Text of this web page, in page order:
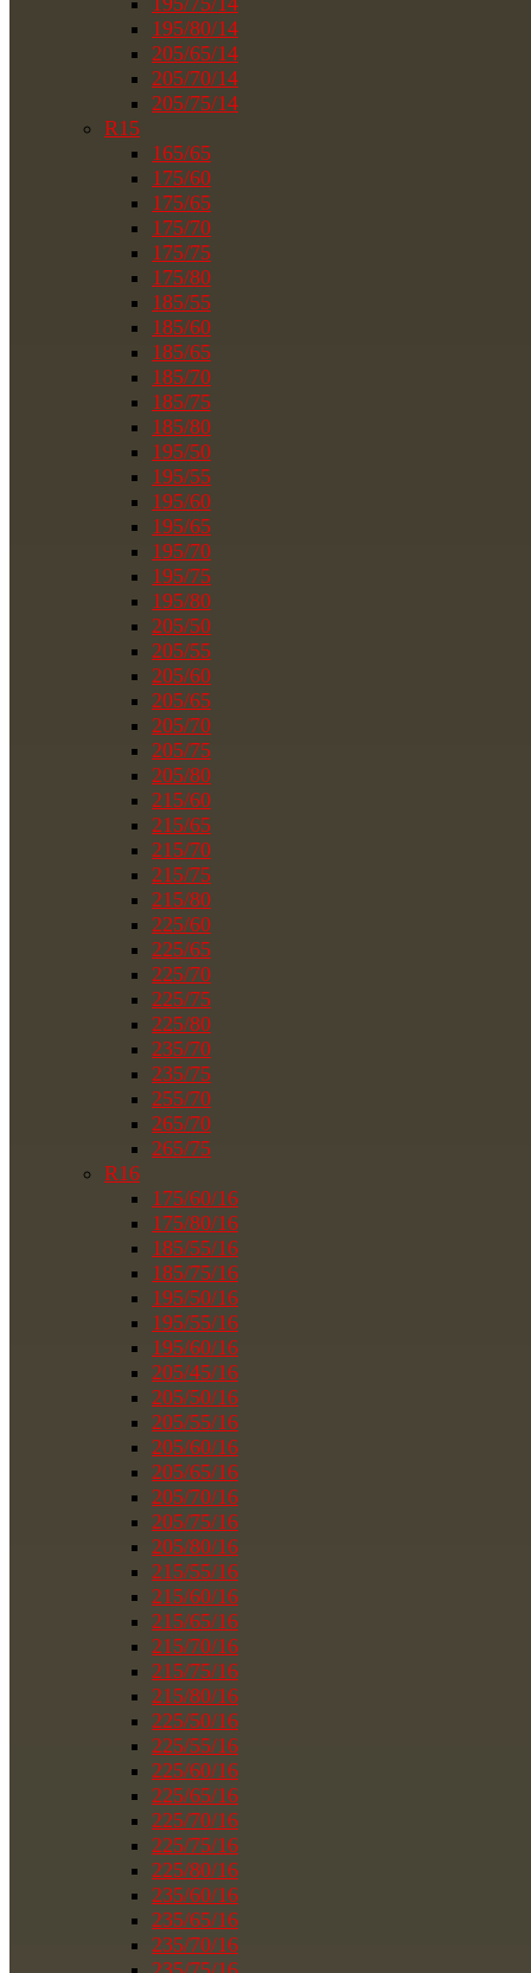
195/80/14
205/65/14
205/70/14
205/75/14
R15
165/65
175/60
175/65
175/70
175/75
175/80
185/55
185/60
185/65
185/70
185/75
185/80
195/50
195/55
195/60
195/65
195/70
195/75
195/80
205/50
205/55
205/60
205/65
205/70
205/75
205/80
215/60
215/65
215/70
215/75
215/80
225/60
225/65
225/70
225/75
225/80
235/70
235/75
255/70
265/70
265/75
R16
175/60/16
175/80/16
185/55/16
185/75/16
195/50/16
195/55/16
195/60/16
205/45/16
205/50/16
205/55/16
205/60/16
205/65/16
205/70/16
205/75/16
205/80/16
215/55/16
215/60/16
215/65/16
215/70/16
215/75/16
215/80/16
225/50/16
225/55/16
225/60/16
225/65/16
225/70/16
225/75/16
225/80/16
235/60/16
235/65/16
235/70/16